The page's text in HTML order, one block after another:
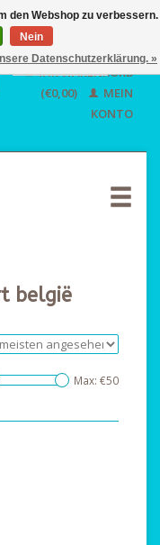
EUR
GBP
USD
Deutsch
English
IHR WARENKORB
(€0,00)
MEIN
KONTO
belgië
Max: €50
den Webshop zu verbessern.
Nein
Datenschutzerklärung. »